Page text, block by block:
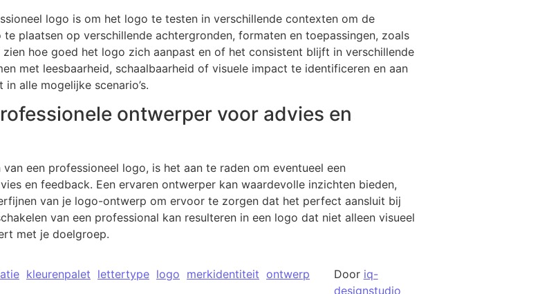
logo is om het logo te testen in verschillende contexten om de
plaatsen op verschillende achtergronden, formaten en toepassingen, zoals
hoe goed het logo zich aanpast en of het consistent blijft in verschillende
met leesbaarheid, schaalbaarheid of visuele impact te identificeren en aan
alle mogelijke scenario’s.
ontwerper voor advies en
een professioneel logo, is het aan te raden om eventueel een
en feedback. Een ervaren ontwerper kan waardevolle inzichten bieden,
van je logo-ontwerp om ervoor te zorgen dat het perfect aansluit bij
van een professional kan resulteren in een logo dat niet alleen visueel
met je doelgroep.
kleurenpalet lettertype logo merkidentiteit ontwerp
Door iq-
designstudio